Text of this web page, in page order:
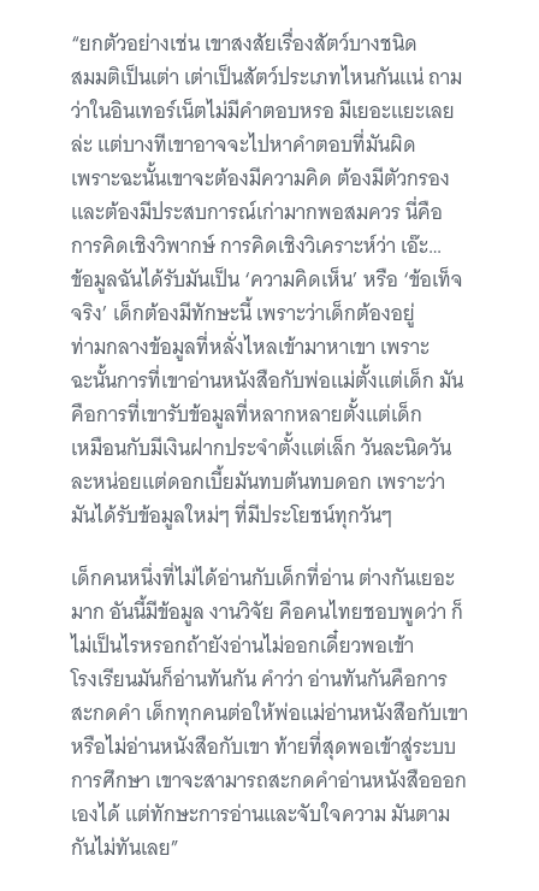
“ยกตัวอย่างเช่น เขาสงสัยเรื่องสัตว์บางชนิด
สมมติเป็นเต่า เต่าเป็นสัตว์ประเภทไหนกันแน่ ถาม
ว่าในอินเทอร์เน็ตไม่มีคำตอบหรอ มีเยอะแยะเลย
ล่ะ แต่บางทีเขาอาจจะไปหาคำตอบที่มันผิด
เพราะฉะนั้นเขาจะต้องมีความคิด ต้องมีตัวกรอง
และต้องมีประสบการณ์เก่ามากพอสมควร นี่คือ
การคิดเชิงวิพากษ์ การคิดเชิงวิเคราะห์ว่า เอ๊ะ…
ข้อมูลฉันได้รับมันเป็น ‘ความคิดเห็น’ หรือ ‘ข้อเท็จ
จริง’ เด็กต้องมีทักษะนี้ เพราะว่าเด็กต้องอยู่
ท่ามกลางข้อมูลที่หลั่งไหลเข้ามาหาเขา เพราะ
ฉะนั้นการที่เขาอ่านหนังสือกับพ่อแม่ตั้งแต่เด็ก มัน
คือการที่เขารับข้อมูลที่หลากหลายตั้งแต่เด็ก
เหมือนกับมีเงินฝากประจำตั้งแต่เล็ก วันละนิดวัน
ละหน่อยแต่ดอกเบี้ยมันทบต้นทบดอก เพราะว่า
มันได้รับข้อมูลใหม่ๆ ที่มีประโยชน์ทุกวันๆ
เด็กคนหนึ่งที่ไม่ได้อ่านกับเด็กที่อ่าน ต่างกันเยอะ
มาก อันนี้มีข้อมูล งานวิจัย คือคนไทยชอบพูดว่า ก็
ไม่เป็นไรหรอกถ้ายังอ่านไม่ออกเดี๋ยวพอเข้า
โรงเรียนมันก็อ่านทันกัน คำว่า อ่านทันกันคือการ
สะกดคำ เด็กทุกคนต่อให้พ่อแม่อ่านหนังสือกับเขา
หรือไม่อ่านหนังสือกับเขา ท้ายที่สุดพอเข้าสู่ระบบ
การศึกษา เขาจะสามารถสะกดคำอ่านหนังสือออก
เองได้ แต่ทักษะการอ่านและจับใจความ มันตาม
กันไม่ทันเลย”